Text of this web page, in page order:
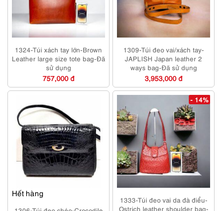
1324-Túi xách tay lớn-Brown
Leather large size tote bag-Đã
sử dụng
757,000 đ
1309-Túi đeo vai/xách tay-
JAPLISH Japan leather 2
ways bag-Đã sử dụng
3,953,000 đ
Hết hàng
- 14%
1333-Túi đeo vai da đà điểu-
Ostrich leather shoulder bag-